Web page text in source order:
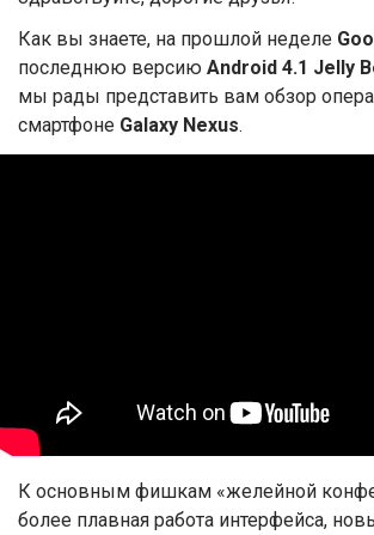
Как вы знаете, на прошлой неделе
последнюю версию Android 4.1 Jelly
мы рады представить вам обзор
смартфоне Galaxy Nexus.
К основным фишкам «желейной
более плавная работа интерфейса,